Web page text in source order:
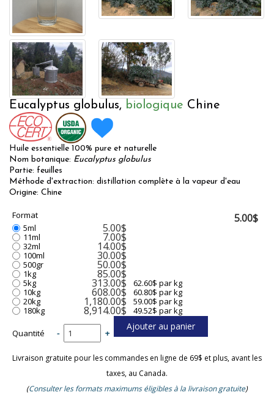
Eucalyptus globulus, biologique Chine
Huile essentielle 100% pure et naturelle
Nom botanique: Eucalyptus globulus
Partie: feuilles
Méthode d'extraction: distillation complète à la vapeur d'eau
Origine: Chine
Format
5ml
5.00$
11ml 7.00$
32ml 14.00$
100ml 30.00$
500gr 50.00$
1kg 85.00$
5kg 313.00$
62.60$ par kg
10kg
608.00$
60.80$ par kg
20kg
1,180.00$
59.00$ par kg
180kg
8,914.00$ 49.52$ par kg
Quantité - +
5.00$
Livraison gratuite pour les commandes en ligne de 69$ et plus, avant les
taxes, au Canada.
(Consulter les formats maximums éligibles à la livraison gratuite)